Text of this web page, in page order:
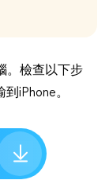
。檢查以下步
iPhone。